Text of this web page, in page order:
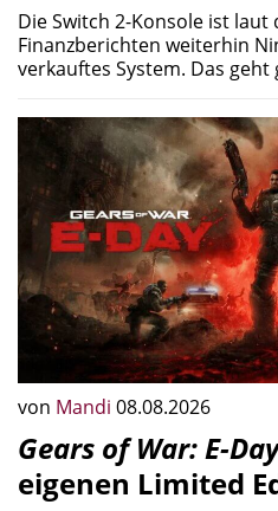
Die Switch 2-Konsole ist laut
Finanzberichten weiterhin
verkauftes System. Das geht
von Mandi 08.08.2026
Gears of War: E-Day
eigenen Limited